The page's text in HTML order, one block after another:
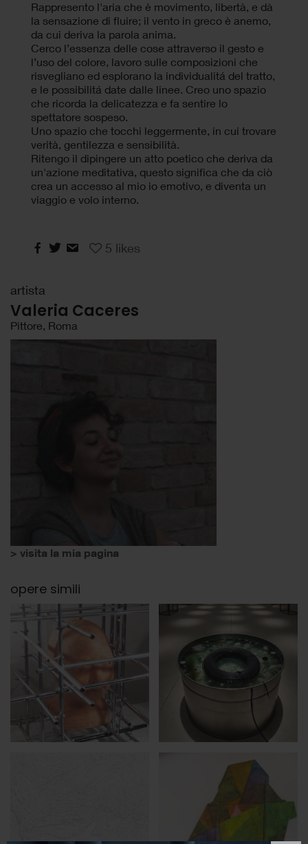
Rappresento l'aria che è movimento, libertà, e dà
la sensazione di fluire; il vento in greco è anemo,
da cui deriva la parola anima.
Cerco l’essenza delle cose attraverso il gesto e
l’uso del colore, lavoro sulle composizioni che
risvegliano ed esplorano la individualitá del tratto,
e le possibilitá date dalle linee. Creo uno spazio
che ricorda la delicatezza e fa sentire lo
spettatore sospeso.
Uno spazio che tocchi leggermente, in cui trovare
verità, gentilezza e sensibilità.
Ritengo il dipingere un atto poetico che deriva da
un'azione meditativa, questo significa che da ciò
crea un accesso al mio io emotivo, e diventa un
viaggio e volo interno.
5 likes
artista
Valeria Caceres
Pittore, Roma
> visita la mia pagina
opere simili